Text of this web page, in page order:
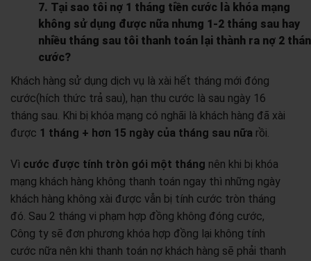
7. Tại sao tôi nợ 1 tháng tiền cước là khóa mạng
không sử dụng được nữa nhưng 1-2 tháng sau hay
nhiều tháng sau tôi thanh toán lại thành ra nợ 2
cước?
Khách hàng sử dụng dịch vụ là xài hết tháng mới đóng
cước(hích thức trả sau), hạn thu cước là sau ngày 16
tháng sau. Khi bị khóa mạng có nghãi là khách hàng đã xài
được 1 tháng + hơn 15 ngày của tháng sau nữa rồi.
Vì cước được tính tròn gói một tháng nên khi bị khóa
mạng khách hàng không thanh toán ngay thì những ngày
khách hàng không xài được vẫn bị tính cước tròn tháng
đó. Sau 2 tháng vi phạm hợp đồng không đóng cước,
Công ty sẽ đơn phương khóa hợp đồng lại không tính
cước nữa nên khi thanh toán nợ khách hàng sẽ phải thanh